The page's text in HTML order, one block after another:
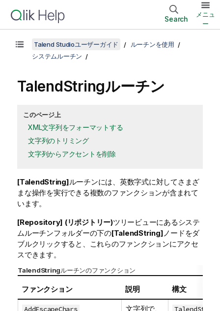
Search
メニュ
ー
Talend Studioユーザーガイド
ルーチンを使用
システムルーチン
TalendStringルーチン
このページ上
XML文字列をフォーマットする
文字列のトリミング
文字列からアクセントを削除
[TalendString]ルーチンには、英数字式に対してさまざ
まな操作を実行できる複数のファンクションが含まれて
います。
[Repository] (リポジトリー)ツリービューにあるシステ
ムルーチンフォルダーの下の[TalendString]ノードをダ
ブルクリックすると、これらのファンクションにアクセ
スできます。
TalendStringルーチンのファンクション
ファンクション 説明 構文
AddEscapeChars
文字列で、